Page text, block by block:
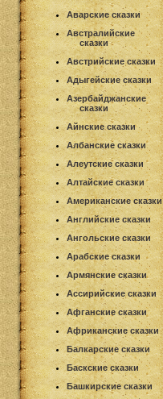
Аварские сказки
Австралийские
сказки
Австрийские сказки
Адыгейские сказки
Азербайджанские
сказки
Айнские сказки
Албанские сказки
Алеутские сказки
Алтайские сказки
Американские сказки
Английские сказки
Ангольские сказки
Арабские сказки
Армянские сказки
Ассирийские сказки
Афганские сказки
Африканские сказки
Балкарские сказки
Баскские сказки
Башкирские сказки